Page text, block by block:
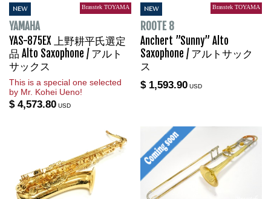
NEW Brasstek TOYAMA
YAMAHA
YAS-875EX 上野耕平氏選定
品 Alto Saxophone / アルト
サックス
This is a special one selected
by Mr. Kohei Ueno!
$ 4,573.80 USD
NEW Brasstek TOYAMA
ROOTE 8
Anchert ”Sunny” Alto
Saxophone / アルトサック
ス
$ 1,593.90USD